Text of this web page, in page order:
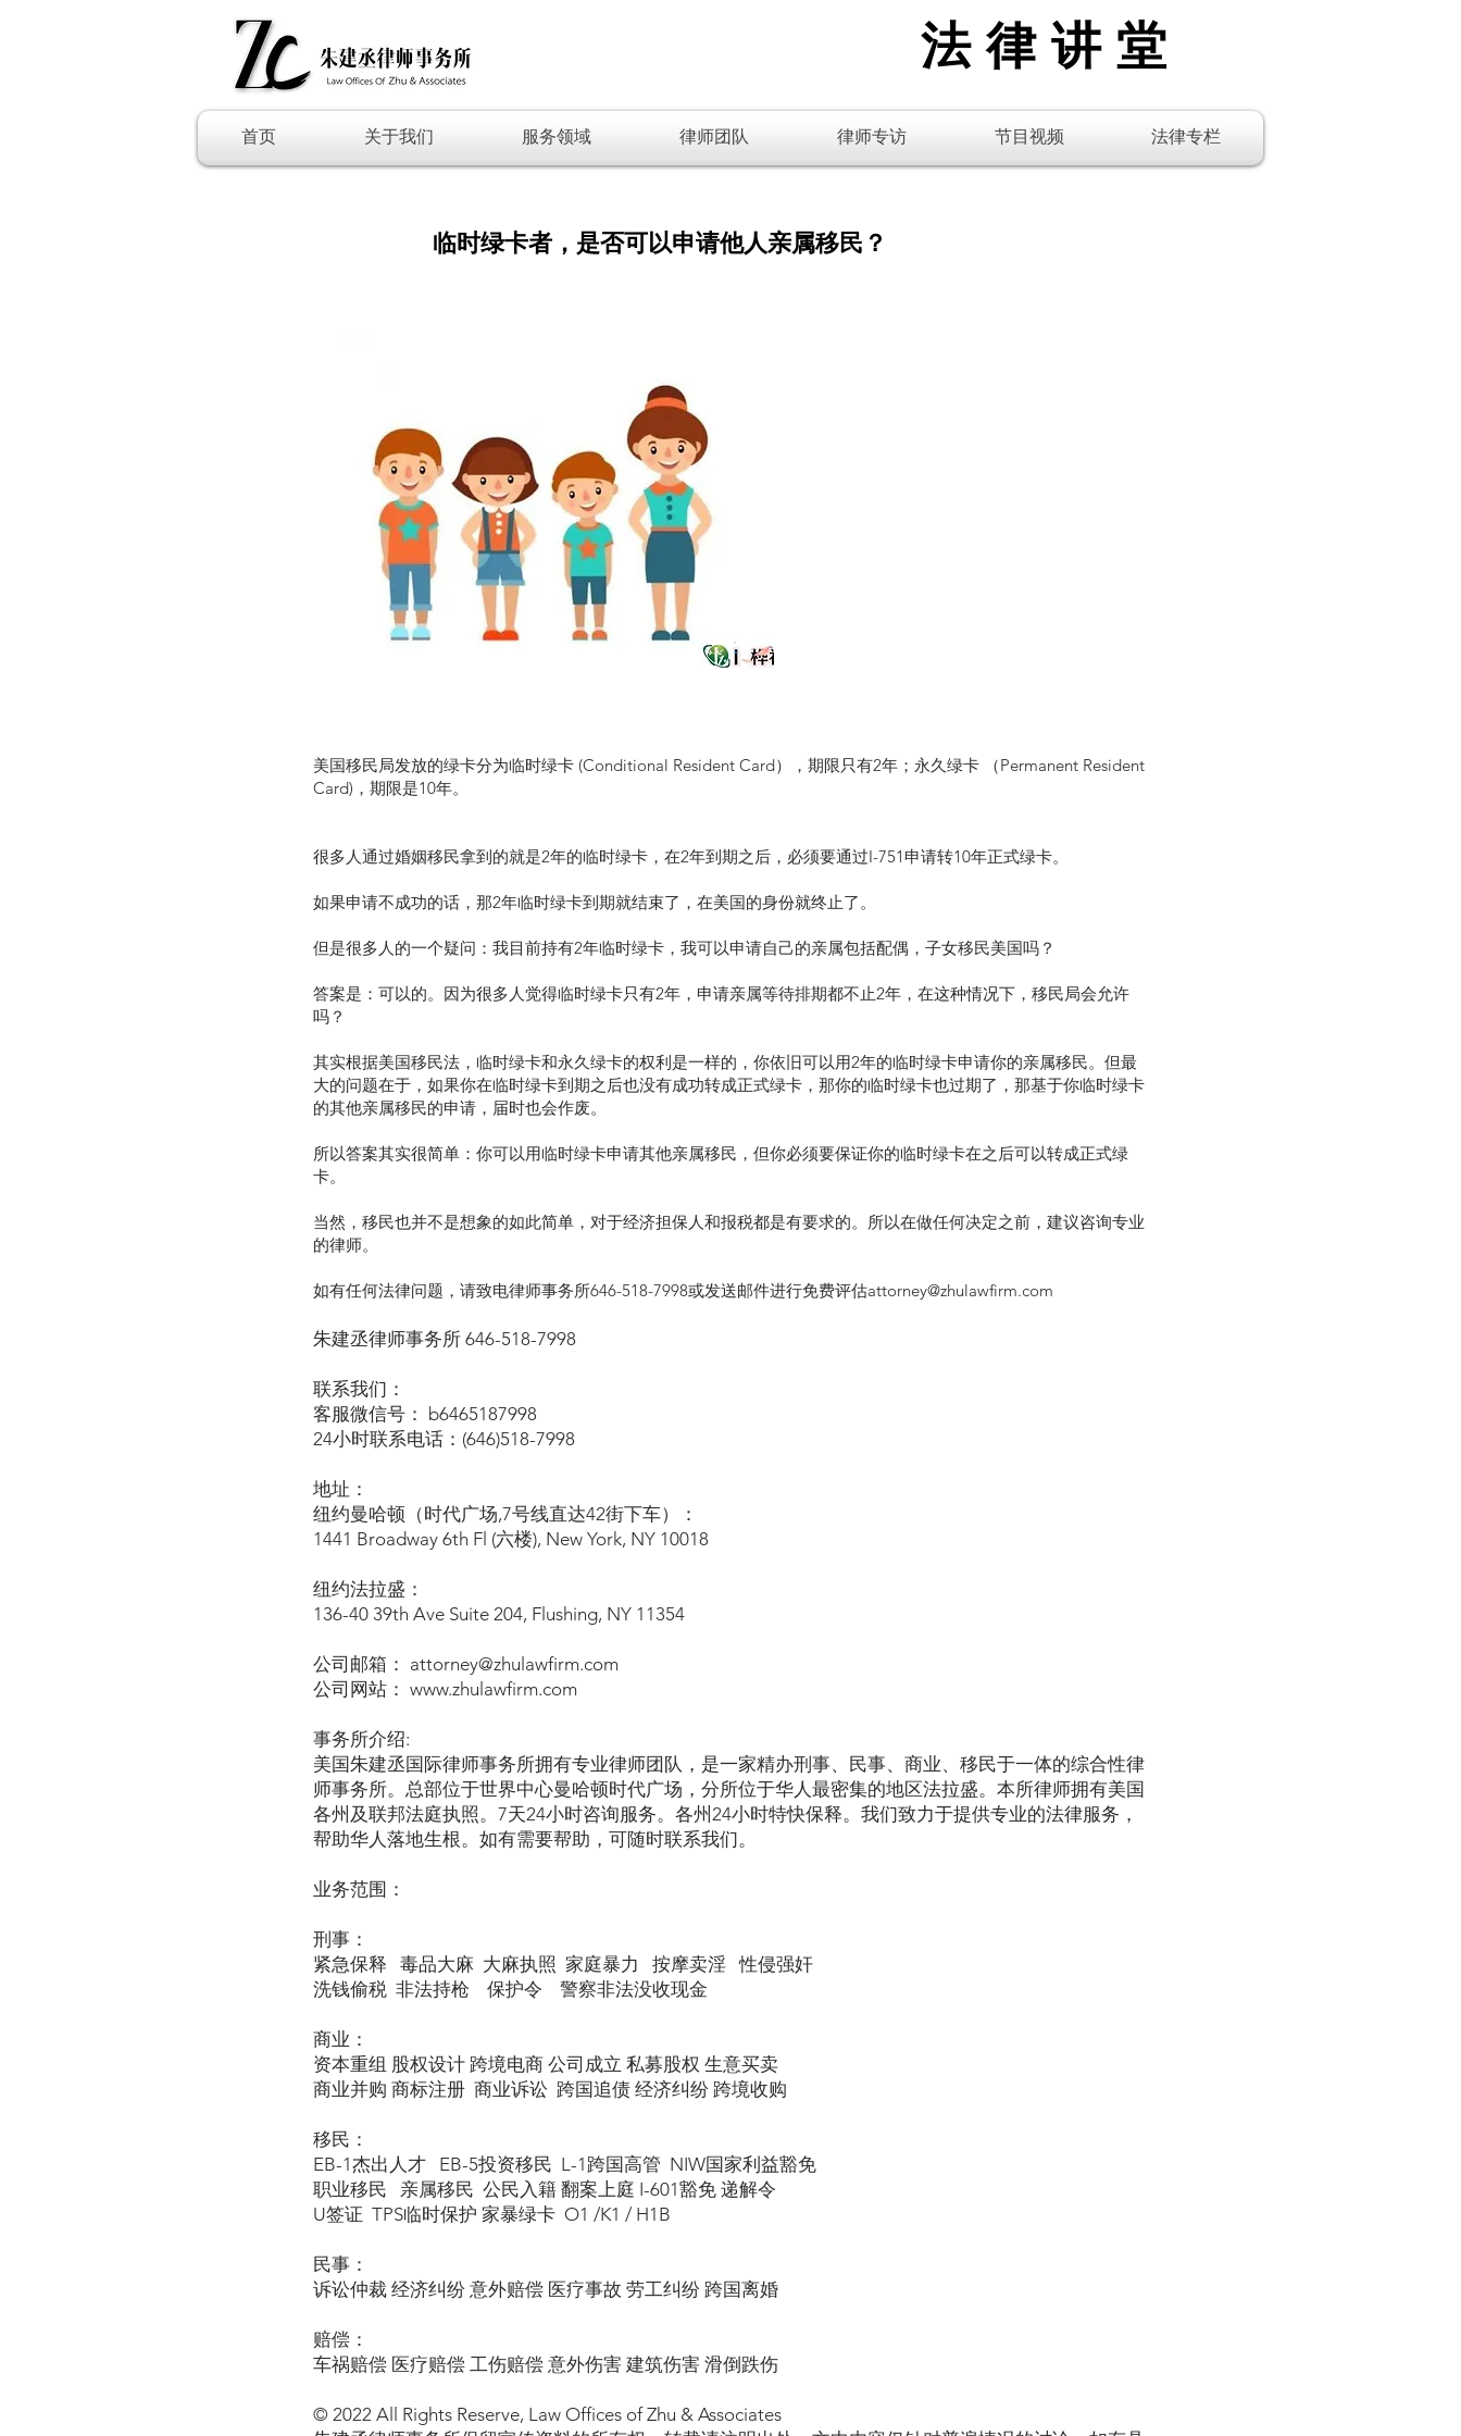
​法律讲堂
首页 关于我们 服务领域 律师团队 律师专访 节目视频 法律专栏
临时绿卡者，是否可以申请他人亲属移民？
美国移民局发放的绿卡分为临时绿卡 (Conditional Resident Card），期限只有2年；永久绿卡 （Permanent Resident
Card)，期限是10年。
很多人通过婚姻移民拿到的就是2年的临时绿卡，在2年到期之后，必须要通过I-751申请转10年正式绿卡。
如果申请不成功的话，那2年临时绿卡到期就结束了，在美国的身份就终止了。
但是很多人的一个疑问：我目前持有2年临时绿卡，我可以申请自己的亲属包括配偶，子女移民美国吗？
答案是：可以的。因为很多人觉得临时绿卡只有2年，申请亲属等待排期都不止2年，在这种情况下，移民局会允许
吗？
其实根据美国移民法，临时绿卡和永久绿卡的权利是一样的，你依旧可以用2年的临时绿卡申请你的亲属移民。但最
大的问题在于，如果你在临时绿卡到期之后也没有成功转成正式绿卡，那你的临时绿卡也过期了，那基于你临时绿卡
的其他亲属移民的申请，届时也会作废。
所以答案其实很简单：你可以用临时绿卡申请其他亲属移民，但你必须要保证你的临时绿卡在之后可以转成正式绿
卡。
当然，移民也并不是想象的如此简单，对于经济担保人和报税都是有要求的。所以在做任何决定之前，建议咨询专业
的律师。
如有任何法律问题，请致电律师事务所646-518-7998或发送邮件进行免费评估attorney@zhulawfirm.com
朱建丞律师事务所 646-518-7998
联系我们：
客服微信号： b6465187998
24小时联系电话：(646)518-7998
地址：
纽约曼哈顿（时代广场,7号线直达42街下车）：
1441 Broadway 6th Fl (六楼), New York, NY 10018
纽约法拉盛：
136-40 39th Ave Suite 204, Flushing, NY 11354
公司邮箱： attorney@zhulawfirm.com
公司网站： www.zhulawfirm.com
事务所介绍:
美国朱建丞国际律师事务所拥有专业律师团队，是一家精办刑事、民事、商业、移民于一体的综合性律
师事务所。总部位于世界中心曼哈顿时代广场，分所位于华人最密集的地区法拉盛。本所律师拥有美国
各州及联邦法庭执照。7天24小时咨询服务。各州24小时特快保释。我们致力于提供专业的法律服务，
帮助华人落地生根。如有需要帮助，可随时联系我们。
业务范围：
刑事：
紧急保释 毒品大麻 大麻执照 家庭暴力 按摩卖淫 性侵强奸
洗钱偷税 非法持枪 保护令 警察非法没收现金
商业：
资本重组 股权设计 跨境电商 公司成立 私募股权 生意买卖
商业并购 商标注册 商业诉讼 跨国追债 经济纠纷 跨境收购
移民：
EB-1杰出人才 EB-5投资移民 L-1跨国高管 NIW国家利益豁免
职业移民 亲属移民 公民入籍 翻案上庭 I-601豁免 递解令
U签证 TPS临时保护 家暴绿卡 O1 /K1 / H1B
民事：
诉讼仲裁 经济纠纷 意外赔偿 医疗事故 劳工纠纷 跨国离婚
赔偿：
车祸赔偿 医疗赔偿 工伤赔偿 意外伤害 建筑伤害 滑倒跌伤
© 2022 All Rights Reserve, Law Offices of Zhu & Associates